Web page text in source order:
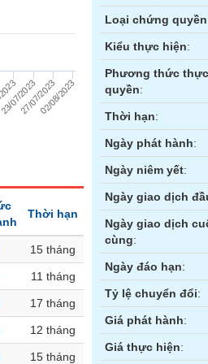
07/2023
27/07/202302/08/2023
Thời hạn
15 tháng
11 tháng
17 tháng
12 tháng
15 tháng
Loại chứng quyền
Kiểu thực hiện:
Phương thức
quyền:
Thời hạn:
Ngày phát hành:
Ngày niêm yết:
Ngày giao dịch
Ngày giao dịch
cùng:
Ngày đáo hạn:
Tỷ lệ chuyển đổi:
Giá phát hành:
Giá thực hiện:
Trái phiếu